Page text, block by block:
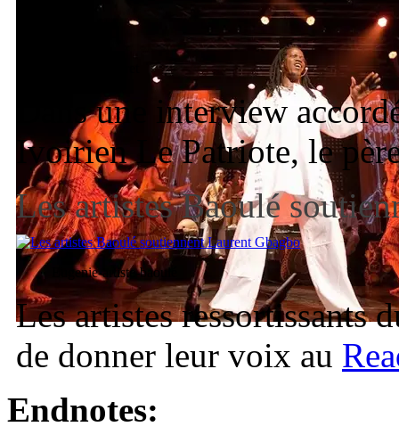
Dans une interview
Ivoirien Le Patriote, le
Les artistes Baoulé
Eugenie-artiste-baoulé
Les artistes ressortissants
de donner leur voix au
Endnotes: